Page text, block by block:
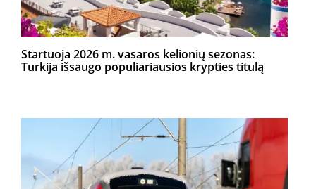
Startuoja 2026 m. vasaros kelionių sezonas:
Turkija išsaugo populiariausios krypties titulą